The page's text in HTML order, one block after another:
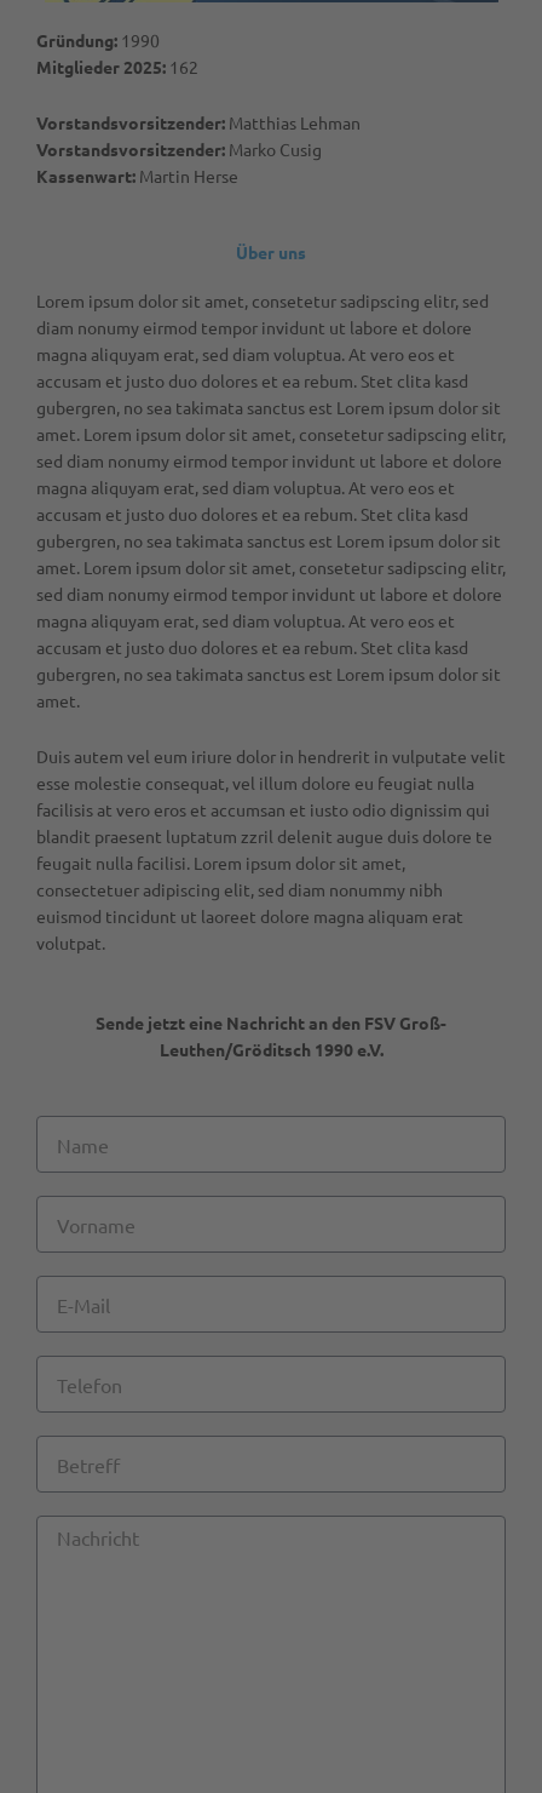
Gründung: 1990
Mitglieder 2025: 162
Vorstandsvorsitzender: Matthias Lehman
Vorstandsvorsitzender: Marko Cusig
Kassenwart: Martin Herse
Über uns
Lorem ipsum dolor sit amet, consetetur sadipscing elitr, sed
diam nonumy eirmod tempor invidunt ut labore et dolore
magna aliquyam erat, sed diam voluptua. At vero eos et
accusam et justo duo dolores et ea rebum. Stet clita kasd
gubergren, no sea takimata sanctus est Lorem ipsum dolor sit
amet. Lorem ipsum dolor sit amet, consetetur sadipscing elitr,
sed diam nonumy eirmod tempor invidunt ut labore et dolore
magna aliquyam erat, sed diam voluptua. At vero eos et
accusam et justo duo dolores et ea rebum. Stet clita kasd
gubergren, no sea takimata sanctus est Lorem ipsum dolor sit
amet. Lorem ipsum dolor sit amet, consetetur sadipscing elitr,
sed diam nonumy eirmod tempor invidunt ut labore et dolore
magna aliquyam erat, sed diam voluptua. At vero eos et
accusam et justo duo dolores et ea rebum. Stet clita kasd
gubergren, no sea takimata sanctus est Lorem ipsum dolor sit
amet.
Duis autem vel eum iriure dolor in hendrerit in vulputate velit
esse molestie consequat, vel illum dolore eu feugiat nulla
facilisis at vero eros et accumsan et iusto odio dignissim qui
blandit praesent luptatum zzril delenit augue duis dolore te
feugait nulla facilisi. Lorem ipsum dolor sit amet,
consectetuer adipiscing elit, sed diam nonummy nibh
euismod tincidunt ut laoreet dolore magna aliquam erat
volutpat.
Sende jetzt eine Nachricht an den FSV Groß-
Leuthen/Gröditsch 1990 e.V.
Mail
Nachricht